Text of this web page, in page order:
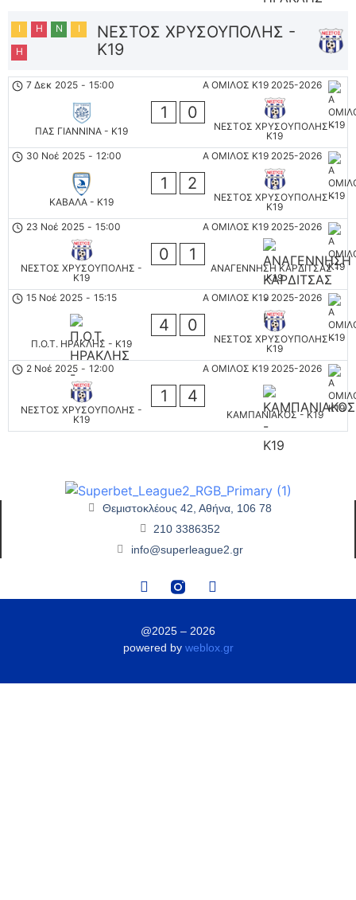
ΝΕΣΤΟΣ ΧΡΥΣΟΥΠΟΛΗΣ -
K19
Ι Η Ν
Ι
Η
Α ΟΜΙΛΟΣ Κ19 2025-2026
7 Δεκ 2025 - 15:00
ΠΑΣ ΓΙΑΝΝΙΝΑ - K19
1 0
ΝΕΣΤΟΣ ΧΡΥΣΟΥΠΟΛΗΣ -
K19
Α ΟΜΙΛΟΣ Κ19 2025-2026
30 Νοέ 2025 - 12:00
ΚΑΒΑΛΑ - K19
1 2
ΝΕΣΤΟΣ ΧΡΥΣΟΥΠΟΛΗΣ -
K19
Α ΟΜΙΛΟΣ Κ19 2025-2026
23 Νοέ 2025 - 15:00
ΝΕΣΤΟΣ ΧΡΥΣΟΥΠΟΛΗΣ -
K19
0 1
ΑΝΑΓΕΝΝΗΣΗ ΚΑΡΔΙΤΣΑΣ -
Κ19
Α ΟΜΙΛΟΣ Κ19 2025-2026
15 Νοέ 2025 - 15:15
Π.Ο.Τ. ΗΡΑΚΛΗΣ - K19
4 0
ΝΕΣΤΟΣ ΧΡΥΣΟΥΠΟΛΗΣ -
K19
Α ΟΜΙΛΟΣ Κ19 2025-2026
2 Νοέ 2025 - 12:00
ΝΕΣΤΟΣ ΧΡΥΣΟΥΠΟΛΗΣ -
K19
1 4
ΚΑΜΠΑΝΙΑΚΟΣ - K19
Θεμιστοκλέους 42, Αθήνα, 106 78
210 3386352
info@superleague2.gr
@2025 – 2026
powered by weblox.gr